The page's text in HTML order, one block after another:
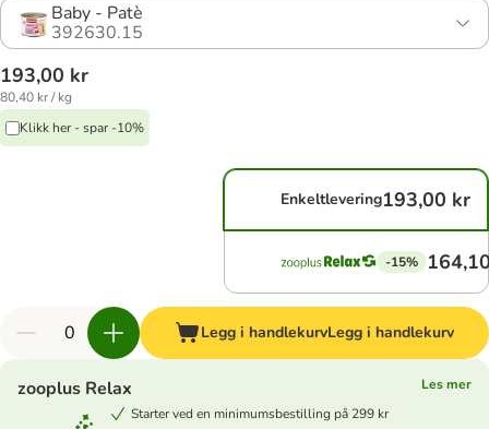
Baby - Patè
392630.15
193,00 kr
80,40 kr / kg
Klikk her - spar -10%
Enkeltlevering193,00 kr
-15%
Legg i handlekurvLegg i handlekurv
zooplus Relax
Les mer
Starter ved en minimumsbestilling på 299 kr